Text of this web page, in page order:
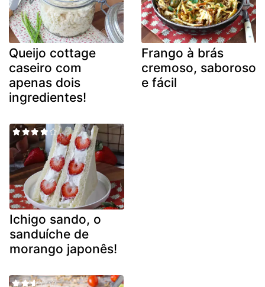
Queijo cottage
caseiro com
apenas dois
ingredientes!
Frango à brás
cremoso, saboroso
e fácil
Ichigo sando, o
sanduíche de
morango japonês!